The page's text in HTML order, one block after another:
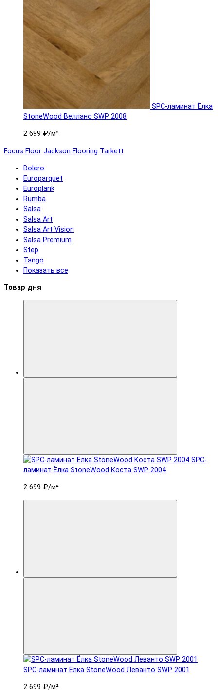
SPC-ламинат Ëлка
StoneWood Веллано SWP 2008
2 699 ₽/м²
Focus Floor Jackson Flooring Tarkett
Bolero
Europarquet
Europlank
Rumba
Salsa
Salsa Art
Salsa Art Vision
Salsa Premium
Step
Tango
Показать все
Товар дня
SPC-
ламинат Ëлка StoneWood Коста SWP 2004
2 699 ₽/м²
SPC-ламинат Ëлка StoneWood Леванто SWP 2001
2 699 ₽/м²